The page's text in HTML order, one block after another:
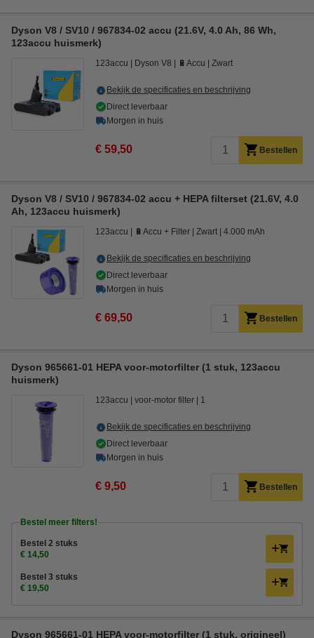
Dyson V8 / SV10 / 967834-02 accu (21.6V, 4.0 Ah, 86 Wh,
123accu huismerk)
123accu Dyson V8 🔋Accu Zwart
Bekijk de specificaties en beschrijving
Direct leverbaar
Morgen in huis
€ 59,50 Bestellen
Dyson V8 / SV10 / 967834-02 accu + HEPA filterset (21.6V, 4.0
Ah, 123accu huismerk)
123accu 🔋Accu + Filter Zwart 4.000 mAh
Bekijk de specificaties en beschrijving
Direct leverbaar
Morgen in huis
€ 69,50 Bestellen
Dyson 965661-01 HEPA voor-motorfilter (1 stuk, 123accu
huismerk)
123accu voor-motor filter 1
Bekijk de specificaties en beschrijving
Direct leverbaar
Morgen in huis
€ 9,50 Bestellen
Bestel meer filters!
Bestel 2 stuks
€ 14,50
Bestel 3 stuks
€ 19,50
Dyson 965661-01 HEPA voor-motorfilter (1 stuk, origineel)